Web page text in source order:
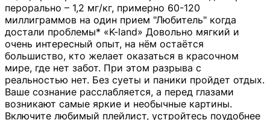
перорально – 1,2 мг/кг, примерно 60-120
миллиграммов на один прием "Любитель" когда
достали проблемы* «K-land» Довольно мягкий и
очень интересный опыт, на нём остаётся
большиство, кто желает оказаться в красочном
мире, где нет забот. При этом разрыва с
реальностью нет. Без суеты и паники пройдет отдых.
Ваше сознание расслабляется, а перед глазами
возникают самые яркие и необычные картины.
Включите любимый плейлист, устройтесь поудобнее